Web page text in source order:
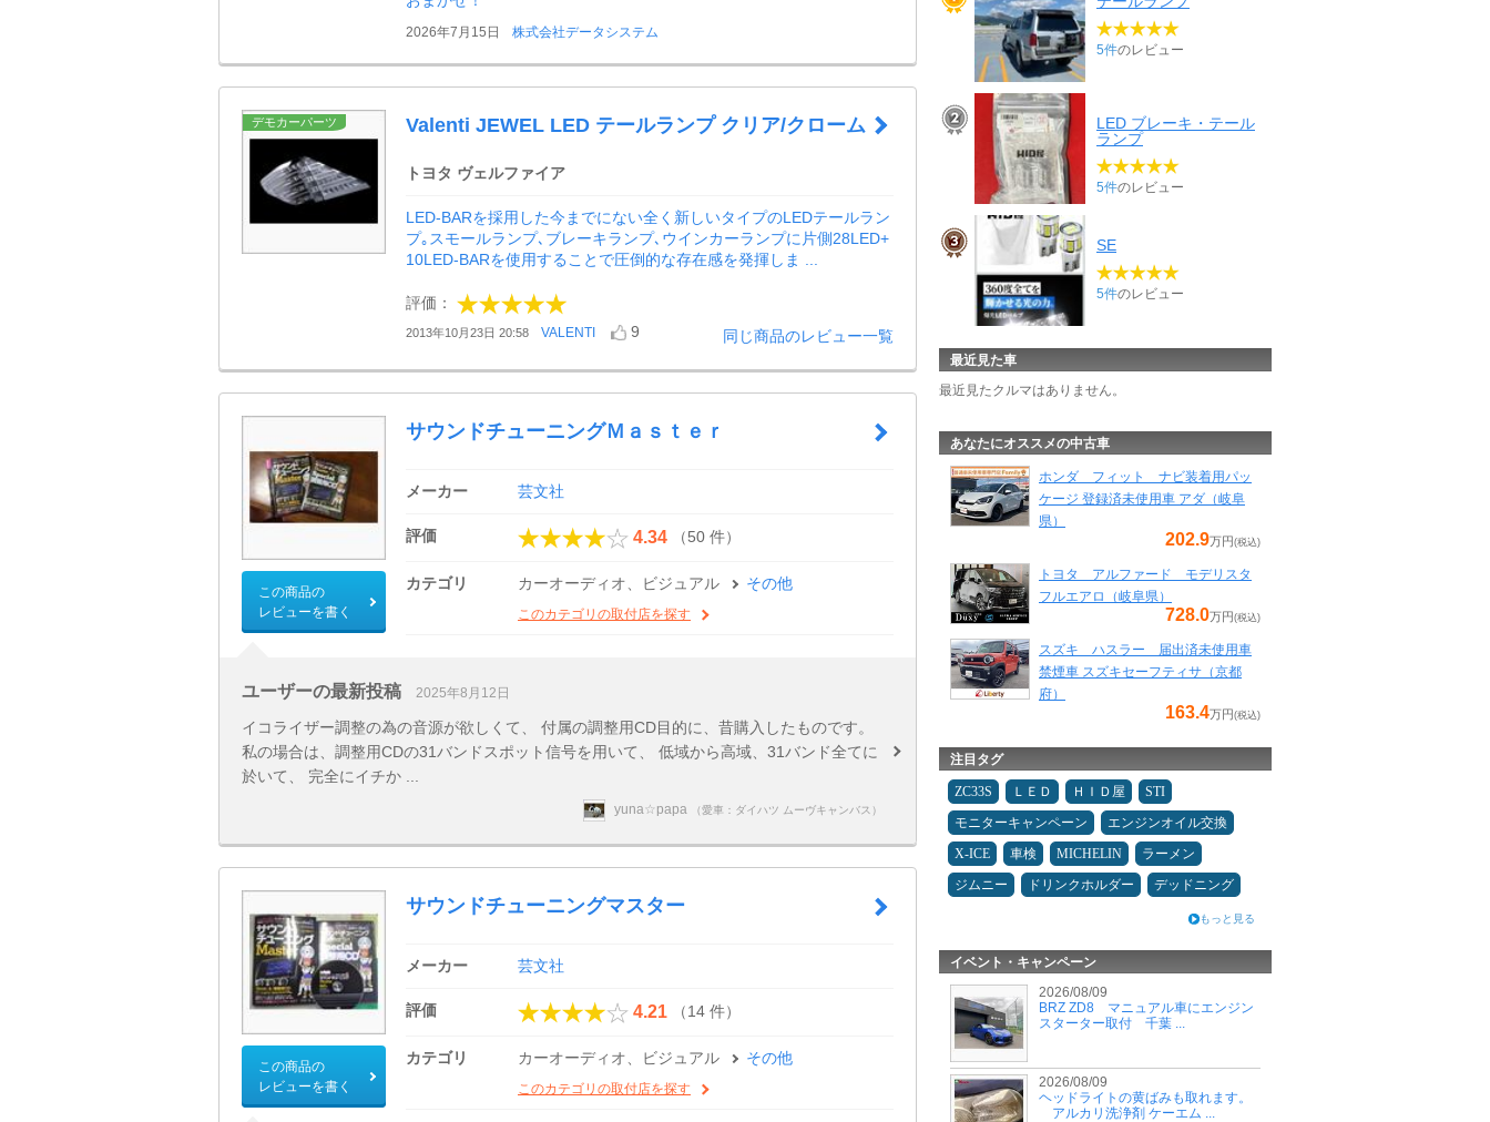
2026年7月15日 株式会社データシステム
デモカーパーツ Valenti JEWEL LED テールランプ クリア/クローム
トヨタ ヴェルファイア
LED-BARを採用した今までにない全く新しいタイプのLEDテールラン
プ｡スモールランプ､ブレーキランプ､ウインカーランプに片側28LED+
10LED-BARを使用することで圧倒的な存在感を発揮しま ...
評価：
2013年10月23日 20:58 VALENTI 9 同じ商品のレビュー一覧
この商品の
レビューを書く
サウンドチューニングＭａｓｔｅｒ
メーカー 芸文社
評価 4.34 （50 件）
カテゴリ カーオーディオ、ビジュアル その他
このカテゴリの取付店を探す
ユーザーの最新投稿 2025年8月12日
イコライザー調整の為の音源が欲しくて、 付属の調整用CD目的に、昔購入したものです。
私の場合は、調整用CDの31バンドスポット信号を用いて、 低域から高域、31バンド全てに
於いて、 完全にイチか ...
yuna☆papa （愛車：ダイハツ ムーヴキャンバス）
この商品の
レビューを書く
サウンドチューニングマスター
メーカー 芸文社
評価 4.21 （14 件）
カテゴリ カーオーディオ、ビジュアル その他
このカテゴリの取付店を探す
5件のレビュー
LED ブレーキ・テール
ランプ
5件のレビュー
SE
5件のレビュー
最近見た車
最近見たクルマはありません。
あなたにオススメの中古車
ホンダ フィット ナビ装着用パッ
ケージ 登録済未使用車 アダ（岐阜
県）
202.9万円(税込)
トヨタ アルファード モデリスタ
フルエアロ（岐阜県）
728.0万円(税込)
スズキ ハスラー 届出済未使用車
禁煙車 スズキセーフティサ（京都
府）
163.4万円(税込)
注目タグ
ZC33S ＬＥＤ ＨＩＤ屋
STI
モニターキャンペーン
エンジンオイル交換
X-ICE
車検 MICHELIN
ラーメン
ジムニー
ドリンクホルダー デッドニング
もっと見る
イベント・キャンペーン
2026/08/09
BRZ ZD8 マニュアル車にエンジン
スターター取付 千葉 ...
2026/08/09
ヘッドライトの黄ばみも取れます。
アルカリ洗浄剤 ケーエム ...